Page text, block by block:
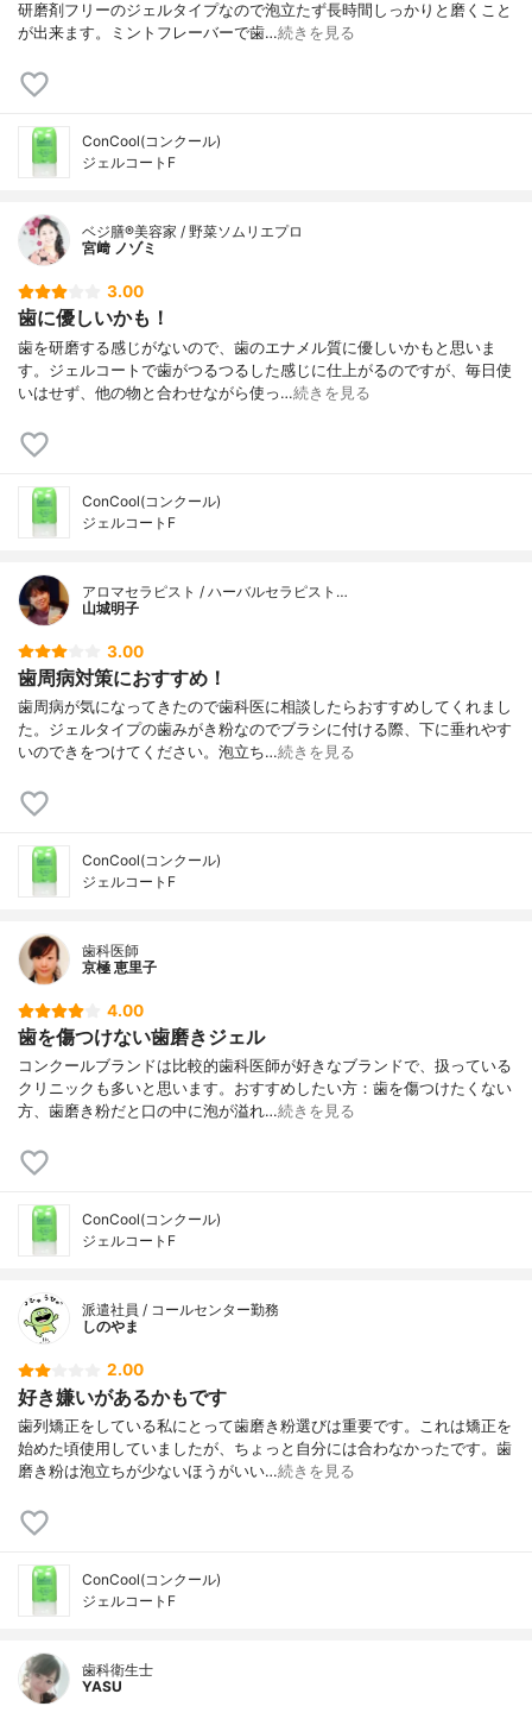
研磨剤フリーのジェルタイプなので泡立たず長時間しっかりと磨くこと
が出来ます。ミントフレーバーで歯…続きを見る
ConCool(コンクール)
ジェルコートF
ベジ膳®美容家 / 野菜ソムリエプロ
宮﨑 ノゾミ
3.00
歯に優しいかも！
歯を研磨する感じがないので、歯のエナメル質に優しいかもと思いま
す。ジェルコートで歯がつるつるした感じに仕上がるのですが、毎日使
いはせず、他の物と合わせながら使っ…続きを見る
ConCool(コンクール)
ジェルコートF
アロマセラピスト / ハーバルセラピスト…
山城明子
3.00
歯周病対策におすすめ！
歯周病が気になってきたので歯科医に相談したらおすすめしてくれまし
た。ジェルタイプの歯みがき粉なのでブラシに付ける際、下に垂れやす
いのできをつけてください。泡立ち…続きを見る
ConCool(コンクール)
ジェルコートF
歯科医師
京極 恵里子
4.00
歯を傷つけない歯磨きジェル
コンクールブランドは比較的歯科医師が好きなブランドで、扱っている
クリニックも多いと思います。おすすめしたい方：歯を傷つけたくない
方、歯磨き粉だと口の中に泡が溢れ…続きを見る
ConCool(コンクール)
ジェルコートF
派遣社員 / コールセンター勤務
しのやま
2.00
好き嫌いがあるかもです
歯列矯正をしている私にとって歯磨き粉選びは重要です。これは矯正を
始めた頃使用していましたが、ちょっと自分には合わなかったです。歯
磨き粉は泡立ちが少ないほうがいい…続きを見る
ConCool(コンクール)
ジェルコートF
歯科衛生士
YASU